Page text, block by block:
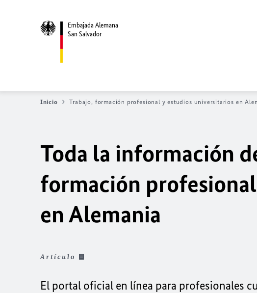
Embajada Alemana
San Salvador
Inicio Trabajo, formación profesional y estudios universitarios en
Toda la información
formación
en Alemania
Artículo
El portal oficial en línea para profesionales